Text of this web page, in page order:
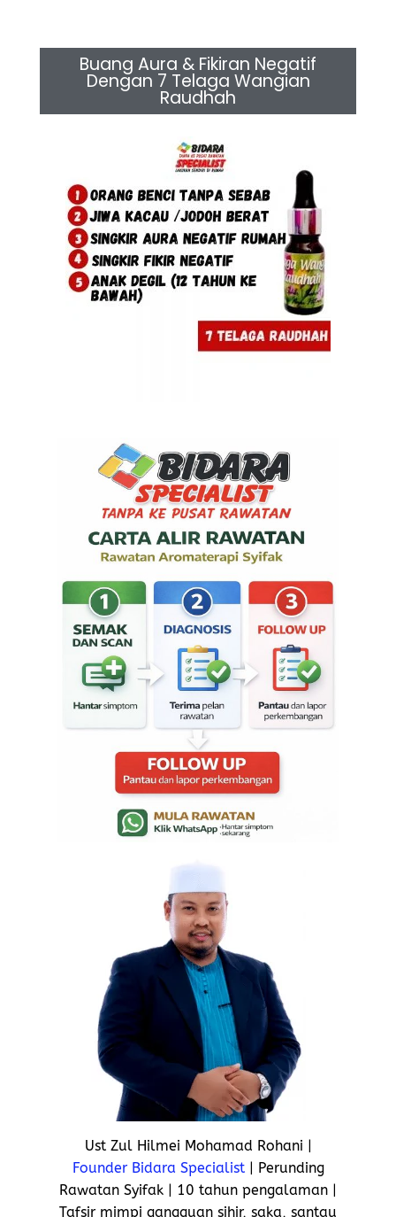
Buang Aura & Fikiran Negatif
Dengan 7 Telaga Wangian
Raudhah
Ust Zul Hilmei Mohamad Rohani |
Founder Bidara Specialist| Perunding
Rawatan Syifak | 10 tahun pengalaman |
Tafsir mimpi gangguan sihir, saka, santau